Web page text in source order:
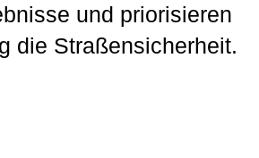
und priorisieren
die Straßensicherheit.